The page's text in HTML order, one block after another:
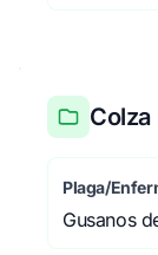
Colza
Plaga/
Gusanos